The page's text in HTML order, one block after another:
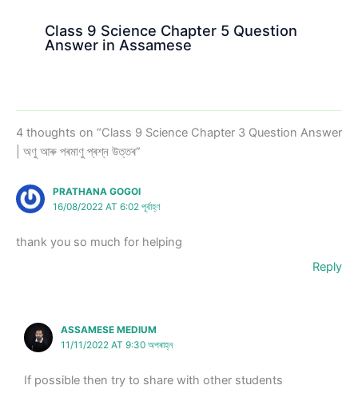
Class 9 Science Chapter 5 Question
Answer in Assamese
4 thoughts on “Class 9 Science Chapter 3 Question Answer
| অণু আৰু পৰমাণু প্ৰশ্ন উত্তৰ”
PRATHANA GOGOI
16/08/2022 AT 6:02 পূৰ্বাহ্ণ
thank you so much for helping
Reply
ASSAMESE MEDIUM
11/11/2022 AT 9:30 অপৰাহ্ন
If possible then try to share with other students